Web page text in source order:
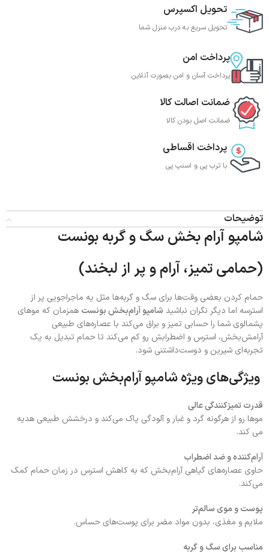
تحویل اکسپرس
تحویل سریع به درب منزل شما
پرداخت امن
پرداخت آسان و امن بصورت آنلاین
ضمانت اصالت کالا
ضمانت اصل بودن کالا
پرداخت اقساطی
با ترب‌ پی و اسنپ پی
توضیحات
شامپو آرام بخش سگ و گربه بونست
(حمامی تمیز، آرام و پر از لبخند)
حمام کردن بعضی وقت‌ها برای سگ و گربه‌ها مثل یه ماجراجویی پر از
استرسه اما دیگر نگران نباشید شامپو آرام‌بخش بونست همزمان که موهای
پشمالوی شما را حسابی تمیز و براق می‌کند با عصاره‌های طبیعی
آرامش‌بخش، استرس و اضطرابش رو کم می‌کند تا حمام تبدیل به یک
تجربه‌ای شیرین و دوست‌داشتنی شود.
ویژگی‌های ویژه شامپو آرام‌بخش بونست
قدرت تمیزکنندگی عالی
موها رو از هرگونه گرد و غبار و آلودگی پاک می‌کند و درخشش طبیعی هدیه
می کند.
آرام‌کننده و ضد اضطراب
حاوی عصاره‌های گیاهی آرام‌بخش که به کاهش استرس در زمان حمام کمک
می‌کند.
پوست و موی سالم‌تر
ملایم و مغذی، بدون مواد مضر برای پوست‌های حساس.
مناسب برای سگ و گربه